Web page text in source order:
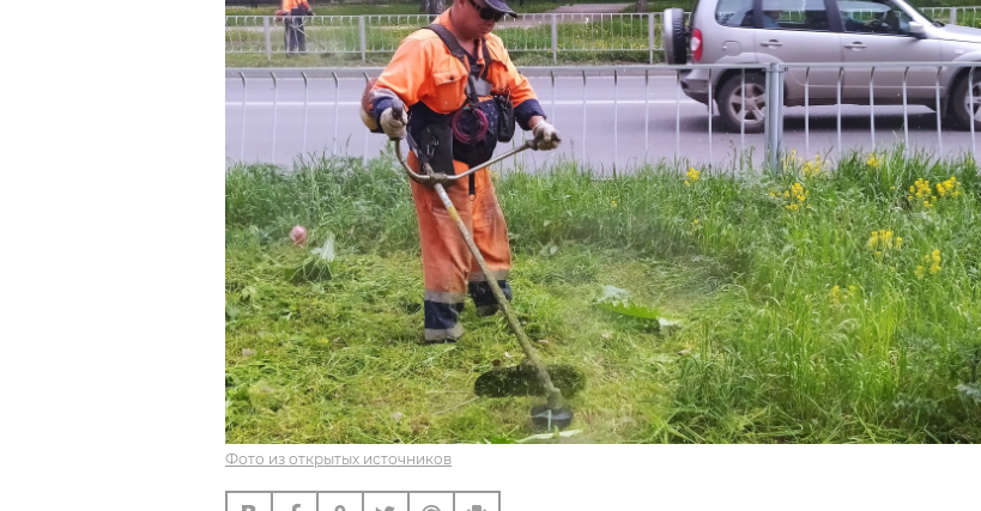
Фото из открытых источников